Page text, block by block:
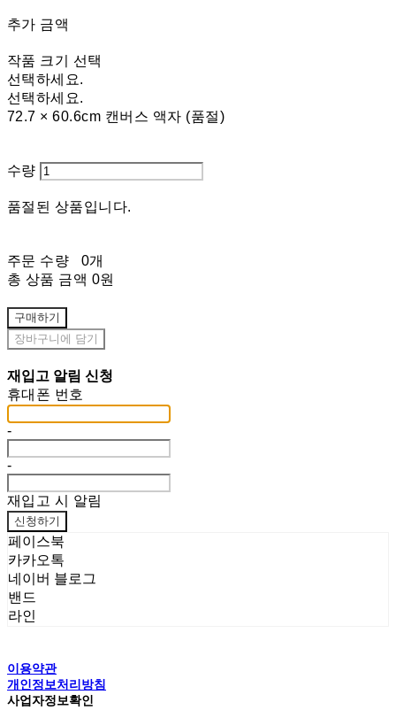
추가 금액
작품 크기 선택
선택하세요.
선택하세요.
72.7 × 60.6cm 캔버스 액자 (품절)
수량
품절된 상품입니다.
주문 수량
0개
총 상품 금액 0원
구매하기
장바구니에 담기
재입고 알림 신청
휴대폰 번호
-
-
재입고 시 알림
신청하기
페이스북
카카오톡
네이버 블로그
밴드
라인
이용약관
개인정보처리방침
사업자정보확인